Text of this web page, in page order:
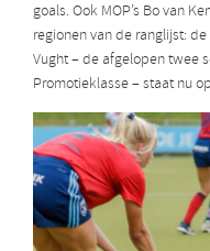
goals. Ook MOP’s Bo van
regionen van de ranglijst:
Vught – de afgelopen twee
Promotieklasse – staat nu